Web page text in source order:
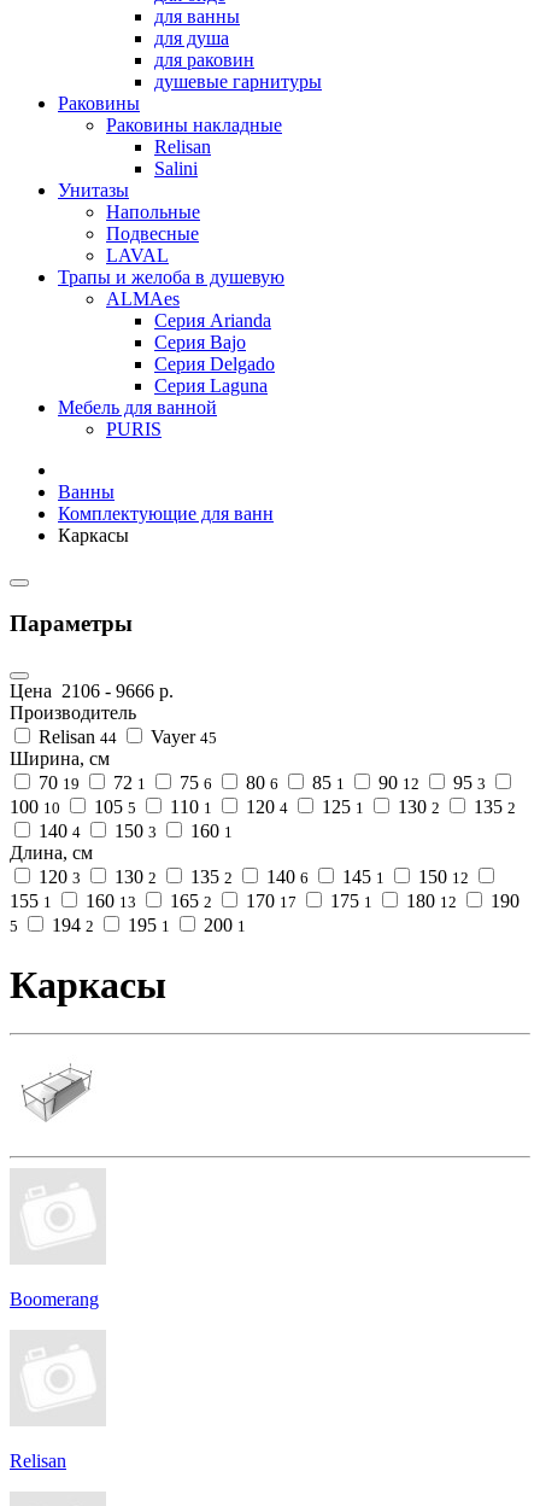
для ванны
для душа
для раковин
душевые гарнитуры
Раковины
Раковины накладные
Relisan
Salini
Унитазы
Напольные
Подвесные
LAVAL
Трапы и желоба в душевую
ALMAes
Серия Arianda
Серия Bajo
Серия Delgado
Серия Laguna
Мебель для ванной
PURIS
Ванны
Комплектующие для ванн
Каркасы
Параметры
Цена 2106 - 9666 р.
Производитель
Relisan 44 Vayer 45
Ширина, см
70 19 72 1 75 6 80 6 85 1 90 12 95 3
100 10 105 5 110 1 120 4 125 1 130 2 135 2
140 4 150 3 160 1
Длина, см
120 3 130 2 135 2 140 6 145 1 150 12
155 1 160 13 165 2 170 17 175 1 180 12 190
5 194 2 195 1 200 1
Каркасы
Boomerang
Relisan